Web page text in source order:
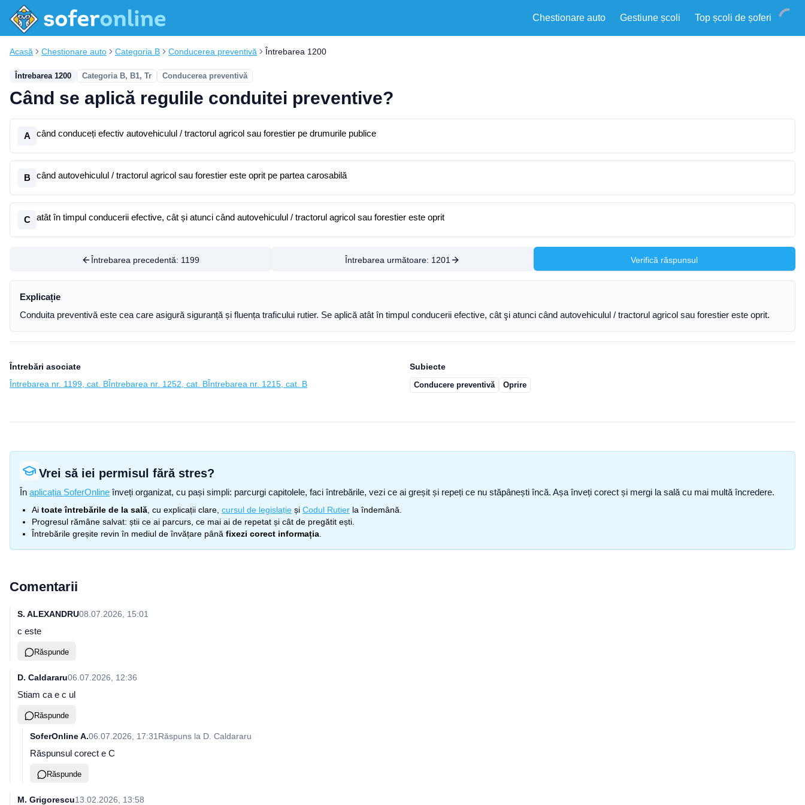
Chestionare auto Gestiune școli Top școli de șoferi
Acasă Chestionare auto Categoria B Conducerea preventivă Întrebarea 1200
Întrebarea 1200 Categoria B, B1, Tr Conducerea preventivă
Când se aplică regulile conduitei preventive?
A când conduceți efectiv autovehiculul / tractorul agricol sau forestier pe drumurile publice
B când autovehiculul / tractorul agricol sau forestier este oprit pe partea carosabilă
C atât în timpul conducerii efective, cât și atunci când autovehiculul / tractorul agricol sau forestier este oprit
Întrebarea precedentă: 1199 Întrebarea următoare: 1201 Verifică răspunsul
Explicație
Conduita preventivă este cea care asigură siguranță și fluența traficului rutier. Se aplică atât în timpul conducerii efective, cât şi atunci când autovehiculul / tractorul agricol sau forestier este oprit.
Întrebări asociate
Întrebarea nr. 1199, cat. BÎntrebarea nr. 1252, cat. BÎntrebarea nr. 1215, cat. B
Subiecte
Conducere preventivă Oprire
Vrei să iei permisul fără stres?
În aplicația SoferOnline înveți organizat, cu pași simpli: parcurgi capitolele, faci întrebările, vezi ce ai greșit și repeți ce nu stăpânești încă. Așa înveți corect și mergi la sală cu mai multă încredere.
Ai toate întrebările de la sală , cu explicații clare, cursul de legislație și Codul Rutier la îndemână.
Progresul rămâne salvat: știi ce ai parcurs, ce mai ai de repetat și cât de pregătit ești.
Întrebările greșite revin în mediul de învățare până fixezi corect informația
Comentarii
S. ALEXANDRU08.07.2026, 15:01
c este
Răspunde
D. Caldararu06.07.2026, 12:36
Stiam ca e c ul
Răspunde
SoferOnline A.06.07.2026, 17:31 Răspuns la D. Caldararu
Răspunsul corect e C
Răspunde
M. Grigorescu13.02.2026, 13:58